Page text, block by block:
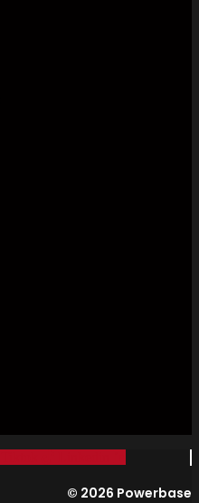
© 2026 Powerbase